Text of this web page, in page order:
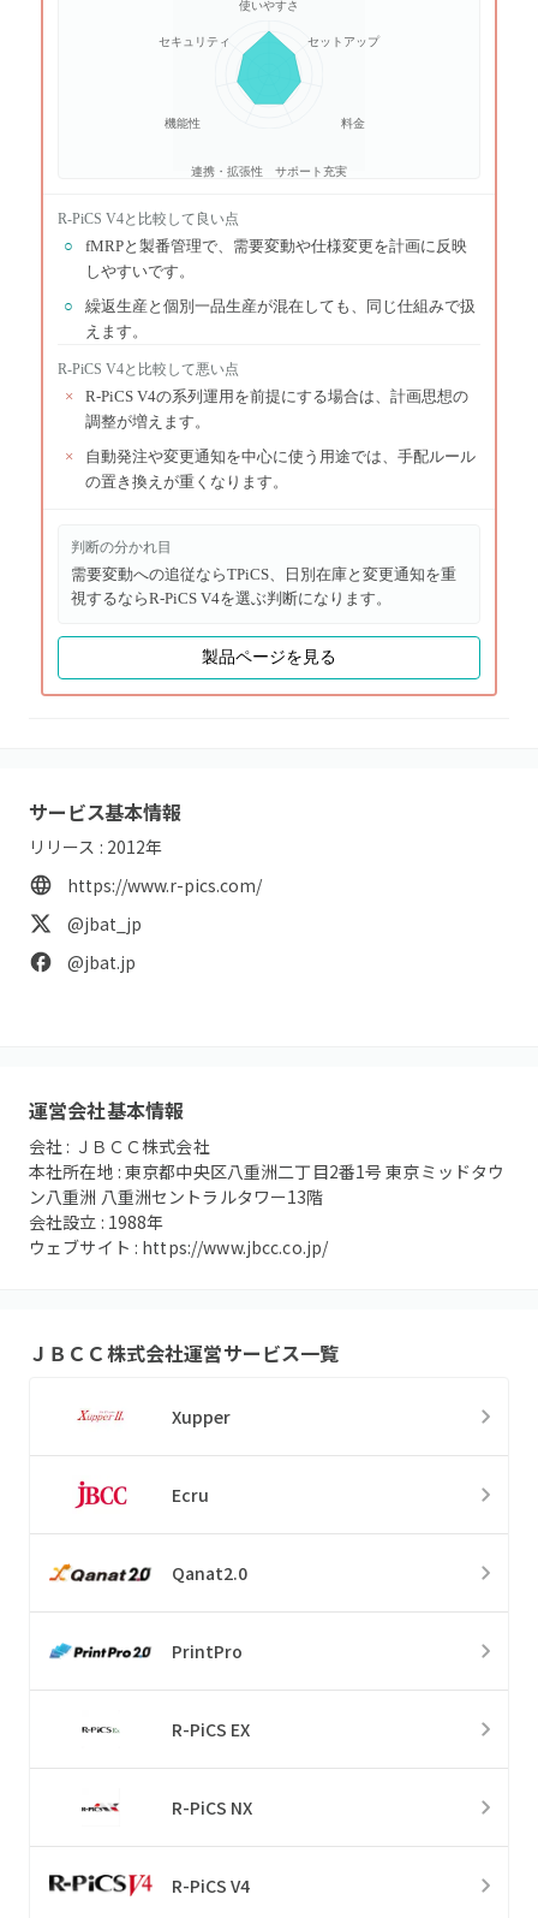
使いやすさ
セットアップ
料金
サポート充実
連携・拡張性
機能性
セキュリティ
R-PiCS V4と比較して良い点
○
fMRPと製番管理で、需要変動や仕様変更を計画に反映
しやすいです。
○
繰返生産と個別一品生産が混在しても、同じ仕組みで扱
えます。
R-PiCS V4と比較して悪い点
×
R-PiCS V4の系列運用を前提にする場合は、計画思想の
調整が増えます。
×
自動発注や変更通知を中心に使う用途では、手配ルール
の置き換えが重くなります。
判断の分かれ目
需要変動への追従ならTPiCS、日別在庫と変更通知を重
視するならR-PiCS V4を選ぶ判断になります。
製品ページを見る
サービス基本情報
リリース : 2012年
https://www.r-pics.com/
@jbat_jp
@jbat.jp
運営会社基本情報
会社 : ＪＢＣＣ株式会社
本社所在地 :東京都中央区八重洲二丁目2番1号 東京ミッドタウ
ン八重洲 八重洲セントラルタワー13階
会社設立 : 1988年
ウェブサイト : https://www.jbcc.co.jp/
ＪＢＣＣ株式会社運営サービス一覧
Xupper
Ecru
Qanat2.0
PrintPro
R-PiCS EX
R-PiCS NX
R-PiCS V4